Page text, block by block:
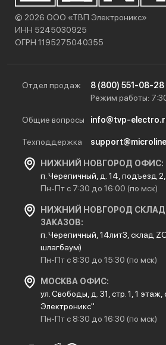
© 2026 ООО «ТВП Электроникс»
ИНН 5245030925
ОГРН 1195275040355
Отдел продаж
8 (800) 551-08-28
Режим работы:
Общие вопросы info@tvp-
Техподдержка
НИЖНИЙ НОВГОРОД ОФИС:
п. Черепичный, д. 14, подъезд
Пн-Пт с 7:30 до 16:00 (по мск)
НИЖНИЙ НОВГОРОД
ЗАКАЗОВ:
п. Черепичный, 14лит3, склад
шлагбаум)
Пн-Пт с 8:30 до 15:30 (по мск)
МОСКВА ОФИС:
ул. Свободы, д. 31, стр. 1, 1
Электроникс"
Пн-Пт с 8:30 до 16:30 (по мск)